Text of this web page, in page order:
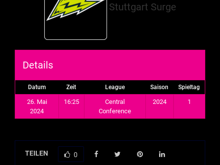
Stuttgart Surge
Details
Datum Zeit League Saison Spieltag
26. Mai
2024
16:25
Central
Conference
2024 1
TEILEN 0